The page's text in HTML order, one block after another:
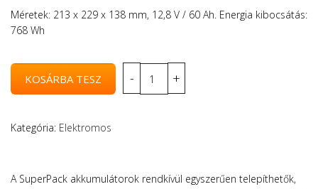
Méretek: 213 x 229 x 138 mm, 12,8 V / 60 Ah. Energia kibocsátás:
768 Wh
Kategória: Elektromos
A SuperPack akkumulátorok rendkívül egyszerűen telepíthetők,